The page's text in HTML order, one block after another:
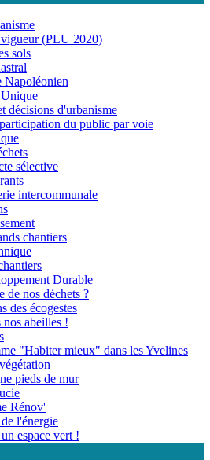
(PLU 2020)
sols
Napoléonien
décisions d'urbanisme
du public par voie
sélective
intercommunale
chantiers
Durable
de nos déchets ?
des écogestes
nos abeilles !
"Habiter mieux" dans les Yvelines
pieds de mur
Rénov'
l'énergie
espace vert !